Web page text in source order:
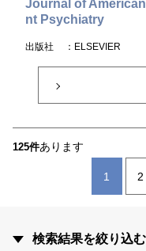
Journal of
nt Psychiatry
出版社 ：ELSEVIER
125件あります
1 2
検索結果を絞り込む